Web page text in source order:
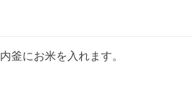
内釜にお米を入れます。